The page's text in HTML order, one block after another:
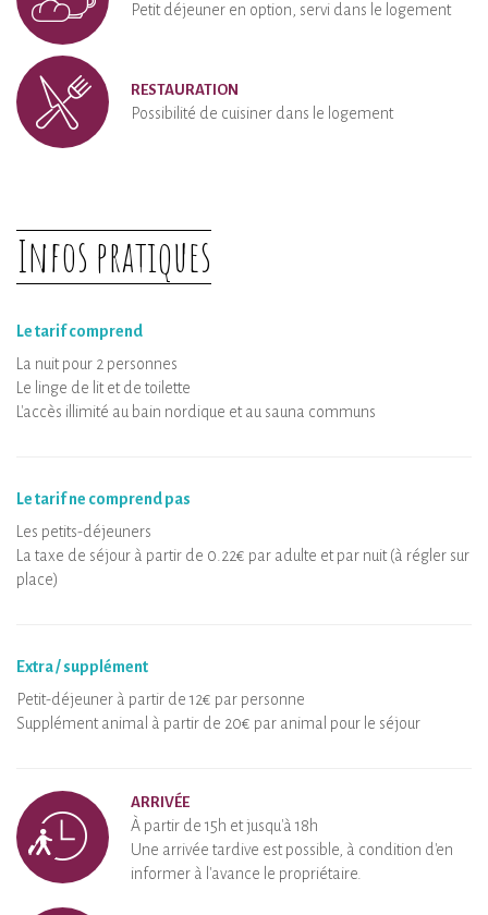
Petit déjeuner en option, servi dans le logement
RESTAURATION
Possibilité de cuisiner dans le logement
Infos pratiques
Le tarif comprend
La nuit pour 2 personnes
Le linge de lit et de toilette
L'accès illimité au bain nordique et au sauna communs
Le tarif ne comprend pas
Les petits-déjeuners
La taxe de séjour à partir de 0.22€ par adulte et par nuit (à régler sur
place)
Extra / supplément
Petit-déjeuner à partir de 12€ par personne
Supplément animal à partir de 20€ par animal pour le séjour
ARRIVÉE
À partir de 15h et jusqu'à 18h
Une arrivée tardive est possible, à condition d'en
informer à l'avance le propriétaire.